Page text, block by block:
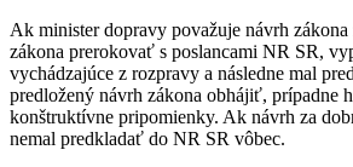
Ak minister dopravy považuje návrh
zákona prerokovať s poslancami NR SR,
vychádzajúce z rozpravy a následne mal
predložený návrh zákona obhájiť, prípadne
konštruktívne pripomienky. Ak návrh za
nemal predkladať do NR SR vôbec.